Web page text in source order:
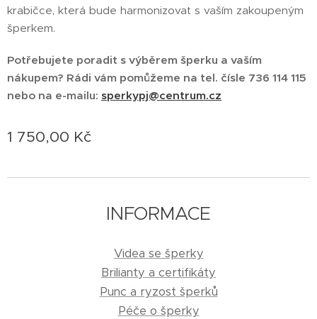
krabičce, která bude harmonizovat s vaším zakoupeným
šperkem.
Potřebujete poradit s výběrem šperku a vaším
nákupem? Rádi vám pomůžeme na tel. čísle 736 114 115
nebo na e-mailu: sperkypj@centrum.cz
1 750,00 Kč
INFORMACE
Videa se šperky
Brilianty a certifikáty
Punc a ryzost šperků
Péče o šperky